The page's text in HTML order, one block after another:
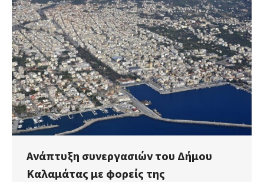
Ανάπτυξη συνεργασιών του Δήμου
Καλαμάτας με φορείς της